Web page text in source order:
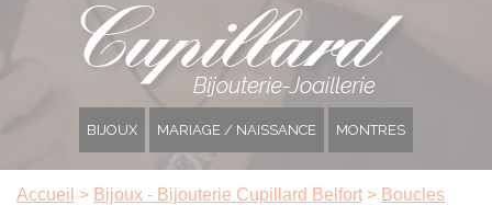
BIJOUX MARIAGE / NAISSANCE MONTRES
Accueil > Bijoux - Bijouterie Cupillard Belfort > Boucles